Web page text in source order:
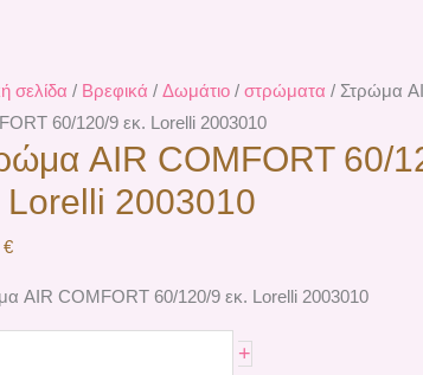
σελίδα / Βρεφικά / Δωμάτιο / στρώματα / Στρώμα
60/120/9 εκ. Lorelli 2003010
AIR COMFORT 60/
Lorelli 2003010
€
AIR COMFORT 60/120/9 εκ. Lorelli 2003010
+